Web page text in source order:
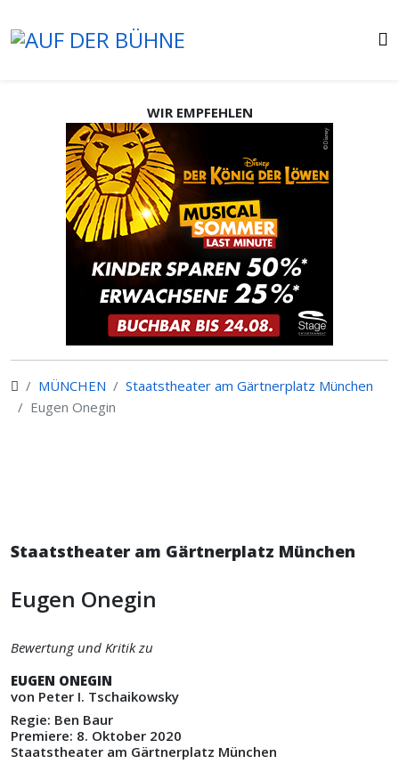
WIR EMPFEHLEN
MÜNCHEN
Staatstheater am Gärtnerplatz München
Eugen Onegin
Staatstheater am Gärtnerplatz München
Eugen Onegin
Bewertung und Kritik zu
EUGEN ONEGIN
von Peter I. Tschaikowsky
Regie: Ben Baur
Premiere: 8. Oktober 2020
Staatstheater am Gärtnerplatz München